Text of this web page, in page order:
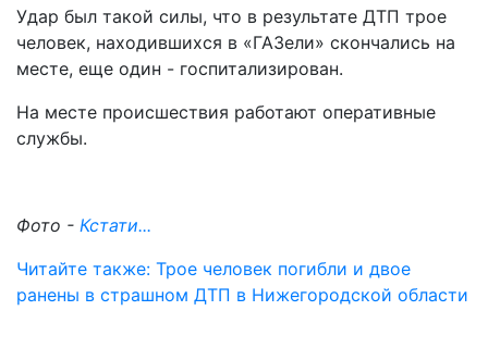
Удар был такой силы, что в результате ДТП трое
человек, находившихся в «ГАЗели» скончались на
месте, еще один - госпитализирован.
На месте происшествия работают оперативные
службы.
Фото - Кстати...
Читайте также: Трое человек погибли и двое
ранены в страшном ДТП в Нижегородской области